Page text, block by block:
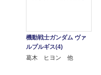
機動戦士ガンダム ヴァ
ルプルギス(4)
葛木 ヒヨン 他